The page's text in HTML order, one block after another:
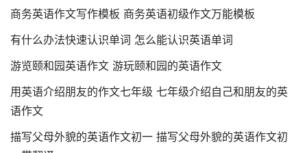
商务英语作文写作模板 商务英语初级作文万能模板
有什么办法快速认识单词 怎么能认识英语单词
游览颐和园英语作文 游玩颐和园的英语作文
用英语介绍朋友的作文七年级 七年级介绍自己和朋友的英
语作文
描写父母外貌的英语作文初一 描写父母外貌的英语作文初